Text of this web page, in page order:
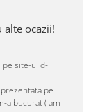
alte ocazii!
pe site-ul d-
pe
a bucurat ( am